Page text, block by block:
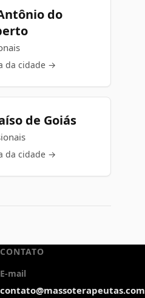
do
da cidade →
de Goiás
da cidade →
CONTATO
E-mail
contato@massoterapeutas.com